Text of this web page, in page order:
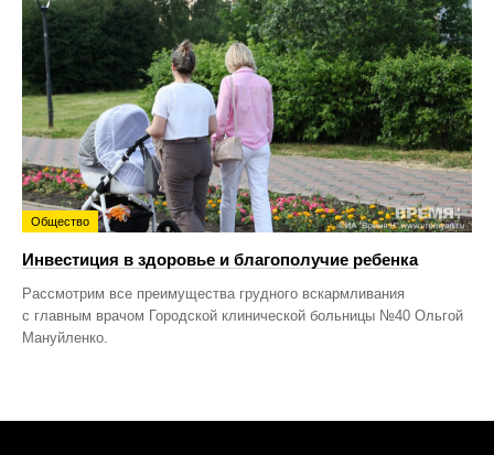
Общество
Инвестиция в здоровье и благополучие ребенка
Рассмотрим все преимущества грудного вскармливания
с главным врачом Городской клинической больницы №40 Ольгой
Мануйленко.